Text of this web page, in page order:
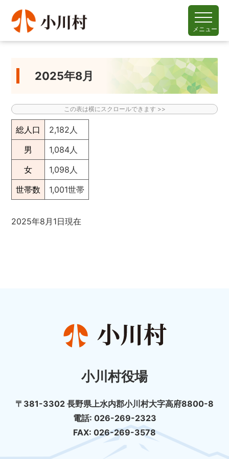
メニュー
2025年8月
総人口
2,182人
男
1,084人
女
1,098人
世帯数
1,001世帯
2025年8月1日現在
小川村役場
〒381-3302 長野県上水内郡小川村大字高府8800-8
電話: 026-269-2323
FAX: 026-269-3578